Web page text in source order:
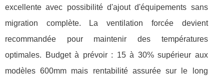
excellente avec possibilité d'ajout d'équipements sans
migration complète. La ventilation forcée devient
recommandée pour maintenir des températures
optimales. Budget à prévoir : 15 à 30% supérieur aux
modèles 600mm mais rentabilité assurée sur le long